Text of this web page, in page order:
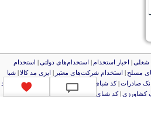
| اخبار استخدام |استخدام‌های دولتی| استخدام‌
مسلح |استخدام‌ شرکت‌های معتبر|ایزی مد کالا|شبا
صادرات |کد شبای بانک تجارت| کد شبای بانک سپه
|کد شبای بانک صنعت و معدن
کد شبای بانک